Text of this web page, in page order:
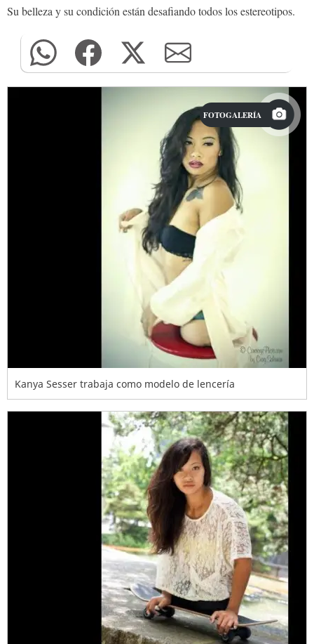
Su belleza y su condición están desafiando todos los estereotipos.
FOTOGALERÍA
Kanya Sesser trabaja como modelo de lencería